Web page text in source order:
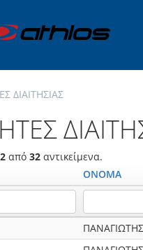
ΔΙΑΙΤΗΣΙΑΣ
από 32 αντικείμενα.
ΟΝΟΜΑ
ΠΑΝΑΓΙΩΤΗΣ